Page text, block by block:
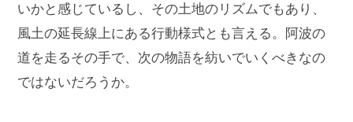
いかと感じているし、その土地のリズムでもあり、
風土の延長線上にある行動様式とも言える。阿波の
道を走るその手で、次の物語を紡いでいくべきなの
ではないだろうか。